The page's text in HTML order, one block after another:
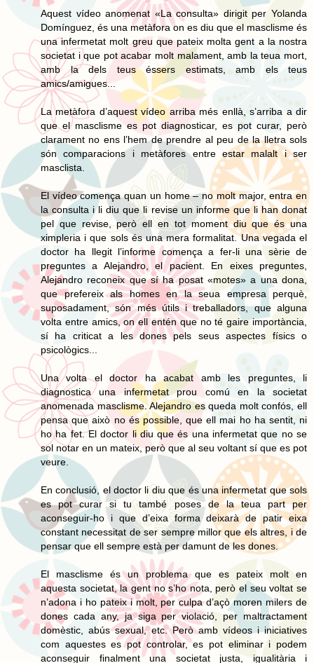
Aquest vídeo anomenat «La consulta» dirigit per Yolanda
Domínguez, és una metàfora on es diu que el masclisme és
una infermetat molt greu que pateix molta gent a la nostra
societat i que pot acabar molt malament, amb la teua mort,
amb la dels teus éssers estimats, amb els teus
amics/amigues...
La metàfora d’aquest vídeo arriba més enllà, s’arriba a dir
que el masclisme es pot diagnosticar, es pot curar, però
clarament no ens l’hem de prendre al peu de la lletra sols
són comparacions i metàfores entre estar malalt i ser
masclista.
El vídeo comença quan un home – no molt major, entra en
la consulta i li diu que li revise un informe que li han donat
pel que revise, però ell en tot moment diu que és una
ximpleria i que sols és una mera formalitat. Una vegada el
doctor ha llegit l’informe comença a fer-li una sèrie de
preguntes a Alejandro, el pacient. En eixes preguntes,
Alejandro reconeix que sí ha posat «motes» a una dona,
que prefereix als homes en la seua empresa perquè,
suposadament, són més útils i treballadors, que alguna
volta entre amics, on ell entén que no té gaire importància,
sí ha criticat a les dones pels seus aspectes físics o
psicològics...
Una volta el doctor ha acabat amb les preguntes, li
diagnostica una infermetat prou comú en la societat
anomenada masclisme. Alejandro es queda molt confós, ell
pensa que això no és possible, que ell mai ho ha sentit, ni
ho ha fet. El doctor li diu que és una infermetat que no se
sol notar en un mateix, però que al seu voltant sí que es pot
veure.
En conclusió, el doctor li diu que és una infermetat que sols
es pot curar si tu també poses de la teua part per
aconseguir-ho i que d’eixa forma deixarà de patir eixa
constant necessitat de ser sempre millor que els altres, i de
pensar que ell sempre està per damunt de les dones.
El masclisme és un problema que es pateix molt en
aquesta societat, la gent no s’ho nota, però el seu voltat se
n’adona i ho pateix i molt, per culpa d’açò moren milers de
dones cada any, ja siga per violació, per maltractament
domèstic, abús sexual, etc. Però amb vídeos i iniciatives
com aquestes es pot controlar, es pot eliminar i podem
aconseguir finalment una societat justa, igualitària i